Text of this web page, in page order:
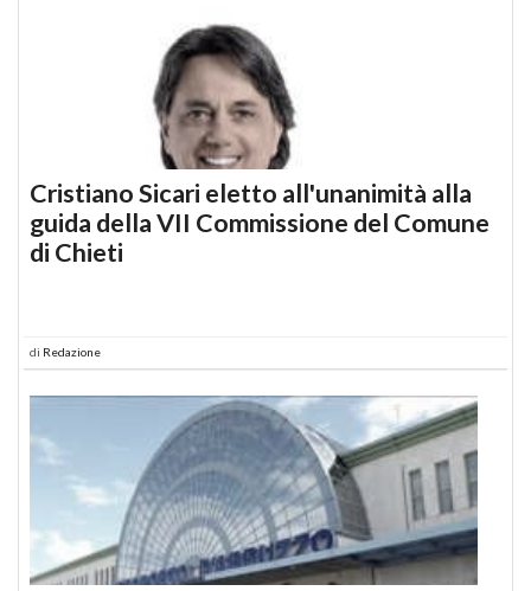
Cristiano Sicari eletto all'unanimità alla
guida della VII Commissione del Comune
di Chieti
di Redazione